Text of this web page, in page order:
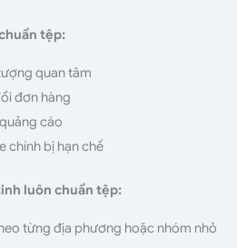
tệp:
quan tâm
đơn hàng
cáo
chính bị hạn chế
luôn chuẩn tệp:
từng địa phương hoặc nhóm nhỏ